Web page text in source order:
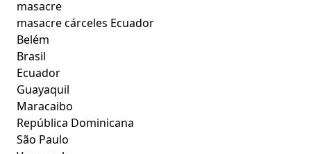
masacre
masacre cárceles Ecuador
Belém
Brasil
Ecuador
Guayaquil
Maracaibo
República Dominicana
São Paulo